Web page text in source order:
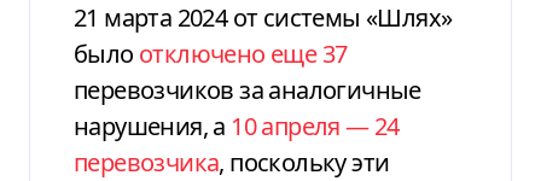
21 марта 2024 от системы «Шлях»
было отключено еще 37
перевозчиков за аналогичные
нарушения, а 10 апреля — 24
перевозчика, поскольку эти